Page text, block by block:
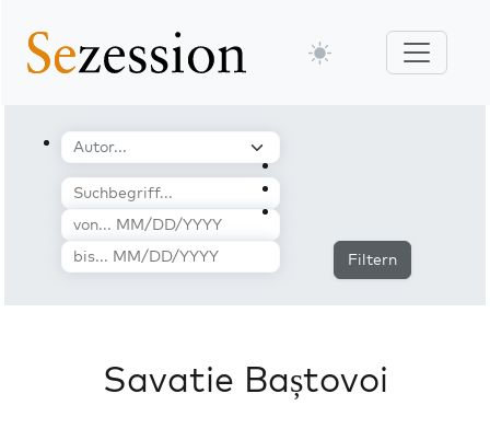
Filtern
Savatie Baștovoi